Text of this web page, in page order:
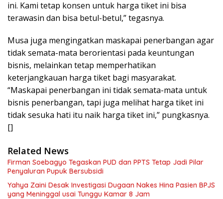
ini. Kami tetap konsen untuk harga tiket ini bisa
terawasin dan bisa betul-betul,” tegasnya.
Musa juga mengingatkan maskapai penerbangan agar
tidak semata-mata berorientasi pada keuntungan
bisnis, melainkan tetap memperhatikan
keterjangkauan harga tiket bagi masyarakat.
“Maskapai penerbangan ini tidak semata-mata untuk
bisnis penerbangan, tapi juga melihat harga tiket ini
tidak sesuka hati itu naik harga tiket ini,” pungkasnya.
[]
Related News
Firman Soebagyo Tegaskan PUD dan PPTS Tetap Jadi Pilar
Penyaluran Pupuk Bersubsidi
Yahya Zaini Desak Investigasi Dugaan Nakes Hina Pasien BPJS
yang Meninggal usai Tunggu Kamar 8 Jam